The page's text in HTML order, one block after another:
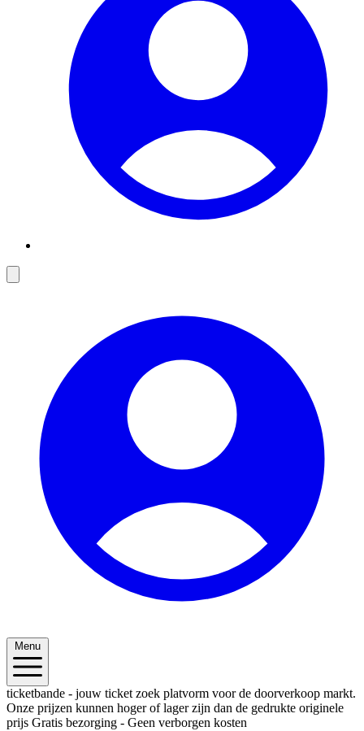
Menu
ticketbande - jouw ticket zoek platvorm voor de doorverkoop markt.
Onze prijzen kunnen hoger of lager zijn dan de gedrukte originele
prijs Gratis bezorging - Geen verborgen kosten